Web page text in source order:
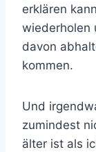
erklären
wiederholen
davon
kommen.
Und
zumindest
älter ist als